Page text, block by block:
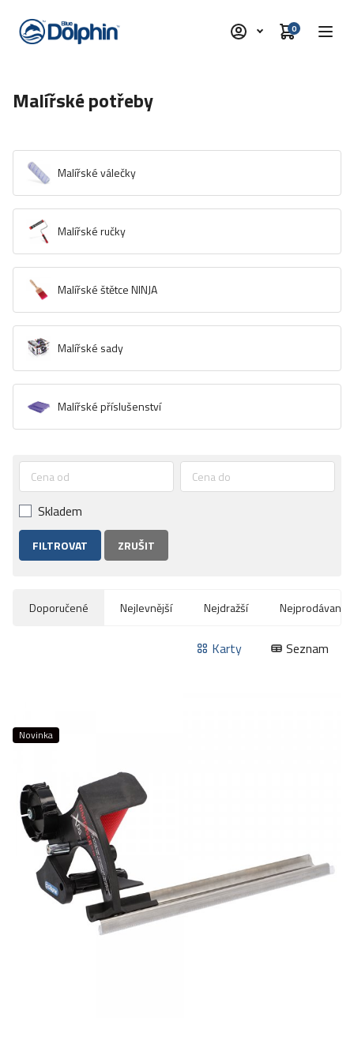
0
MALÍŘSKÉ VÁLEČKY
MALÍŘSKÉ ŠTĚTCE NINJA
MALÍŘSKÉ SADY
MALÍŘSKÉ PŘÍSLUŠENSTVÍ
Malířské potřeby
Malířské válečky
Malířské ručky
Malířské štětce NINJA
Malířské sady
Malířské příslušenství
Cena od Cena do
Skladem
ZRUŠIT
Doporučené Nejlevnější Nejdražší
Karty Seznam
Novinka